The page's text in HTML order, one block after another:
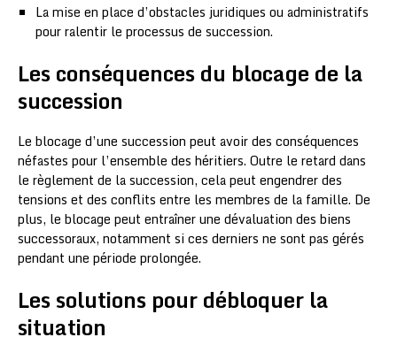
La mise en place d’obstacles juridiques ou administratifs
pour ralentir le processus de succession.
Les conséquences du blocage de la
succession
Le blocage d’une succession peut avoir des conséquences
néfastes pour l’ensemble des héritiers. Outre le retard dans
le règlement de la succession, cela peut engendrer des
tensions et des conflits entre les membres de la famille. De
plus, le blocage peut entraîner une dévaluation des biens
successoraux, notamment si ces derniers ne sont pas gérés
pendant une période prolongée.
Les solutions pour débloquer la
situation